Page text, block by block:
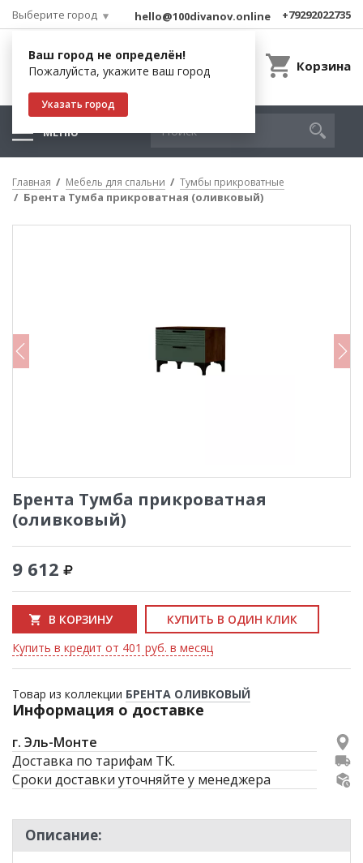
Выберите город
Ваш город не определён!
Пожалуйста, укажите ваш город
Указать город
hello@100divanov.online +79292022735
Корзина
МЕНЮ
Главная Мебель для спальни Тумбы прикроватные
Брента Тумба прикроватная (оливковый)
Брента Тумба прикроватная
(оливковый)
9 612
В КОРЗИНУ
КУПИТЬ В ОДИН КЛИК
Купить в кредит от 401 руб. в месяц
Товар из коллекции БРЕНТА ОЛИВКОВЫЙ
Информация о доставке
г. Эль-Монте
Доставка по тарифам ТК.
Сроки доставки уточняйте у менеджера
Описание: